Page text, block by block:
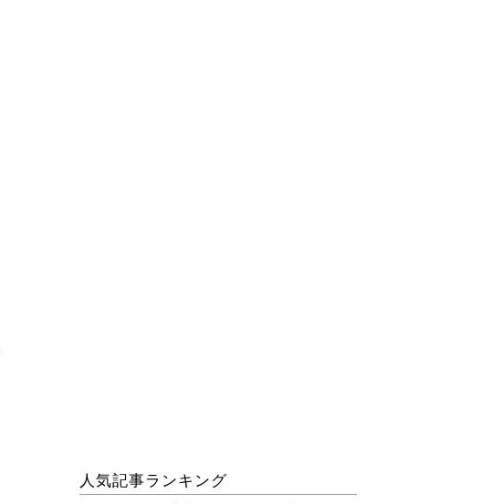
人気記事ランキング